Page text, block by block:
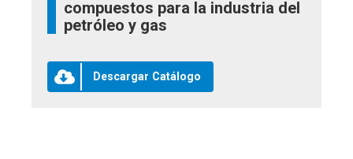
compuestos para la industria del
petróleo y gas
Descargar Catálogo